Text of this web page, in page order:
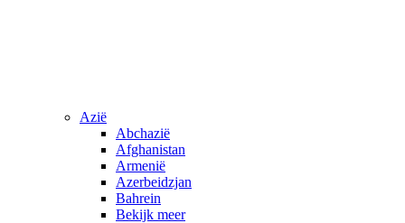
Azië
Abchazië
Afghanistan
Armenië
Azerbeidzjan
Bahrein
Bekijk meer